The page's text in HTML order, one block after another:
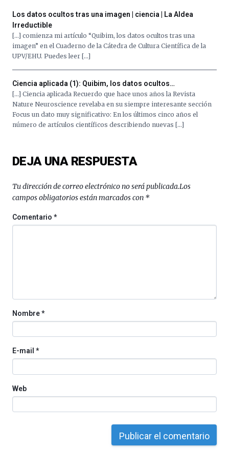
al
de
octubre.
La
iniciativa,
organizada
por
la
Cátedra…
Los datos ocultos tras una imagen | ciencia | La Aldea
Irreductible
[…] comienza mi artículo “Quibim, los datos ocultos tras una
imagen” en el Cuaderno de la Cátedra de Cultura Científica de la
UPV/EHU. Puedes leer […]
Ciencia aplicada (1): Quibim, los datos ocultos…
[…] Ciencia aplicada Recuerdo que hace unos años la Revista
Nature Neuroscience revelaba en su siempre interesante sección
Focus un dato muy significativo: En los últimos cinco años el
número de artículos científicos describiendo nuevas […]
DEJA UNA RESPUESTA
Tu dirección de correo electrónico no será publicada.Los
campos obligatorios están marcados con *
Comentario*
Nombre*
E-mail *
Web